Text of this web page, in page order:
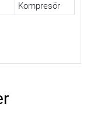
Kompresör